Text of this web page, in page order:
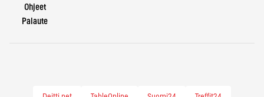
Ohjeet
Palaute